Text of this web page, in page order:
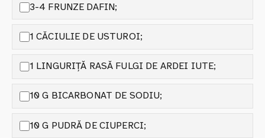
3-4 FRUNZE DAFIN;
1 CĂCIULIE DE USTUROI;
1 LINGURIȚĂ RASĂ FULGI DE ARDEI IUTE;
10 G BICARBONAT DE SODIU;
10 G PUDRĂ DE CIUPERCI;